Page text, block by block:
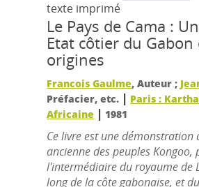
texte imprimé
Le Pays de Cama :
Etat côtier du Gabon
origines
Francois Gaulme, Auteur ;
Préfacier, etc. | Paris :
Africaine | 1981
Ce livre est une démonstration
ancienne des peuples Kongoo,
l'intermédiaire du royaume de
long de la côte gabonaise, et